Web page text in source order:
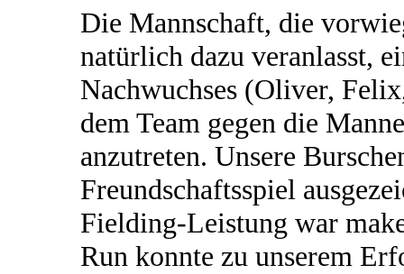
Die Mannschaft, die
natürlich dazu veranlasst,
Nachwuchses (Oliver,
dem Team gegen die
anzutreten. Unsere
Freundschaftsspiel
Fielding-Leistung war
Run konnte zu unserem